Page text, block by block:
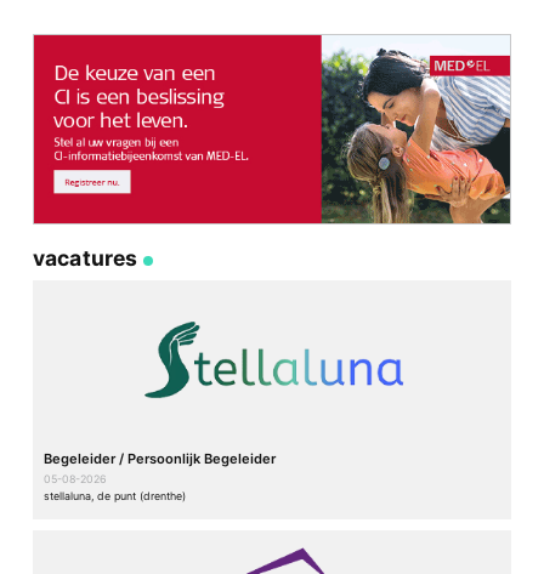
vacatures
Begeleider / Persoonlijk Begeleider
05-08-2026
stellaluna, de punt (drenthe)